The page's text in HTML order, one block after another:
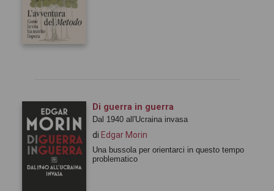
Di guerra in guerra
Dal 1940 all'Ucraina invasa
di Edgar Morin
Una bussola per orientarci in questo tempo
problematico